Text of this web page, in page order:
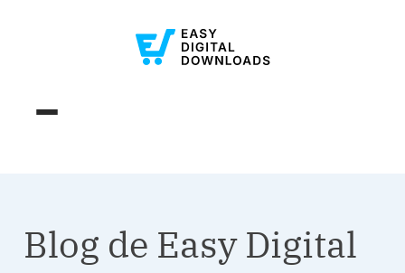
Blog de Easy Digital